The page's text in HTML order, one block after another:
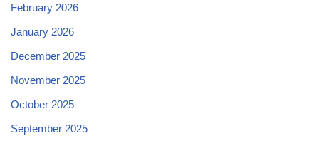
February 2026
January 2026
December 2025
November 2025
October 2025
September 2025